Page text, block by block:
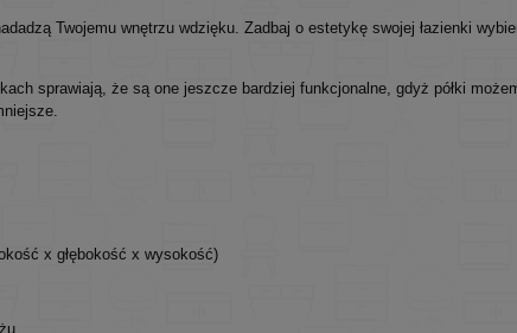
Twojemu wnętrzu wdzięku. Zadbaj o estetykę swojej łazienki
sprawiają, że są one jeszcze bardziej funkcjonalne, gdyż półki
x głębokość x wysokość)